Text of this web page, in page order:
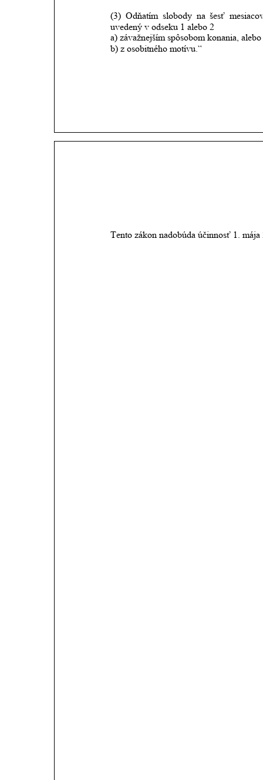
(3) Odňatím slobody na šesť
uvedený v odseku 1 alebo 2
a) závažnejším spôsobom konania, alebo
b) z osobitného motívu.“
Tento zákon nadobúda účinnosť 1. mája